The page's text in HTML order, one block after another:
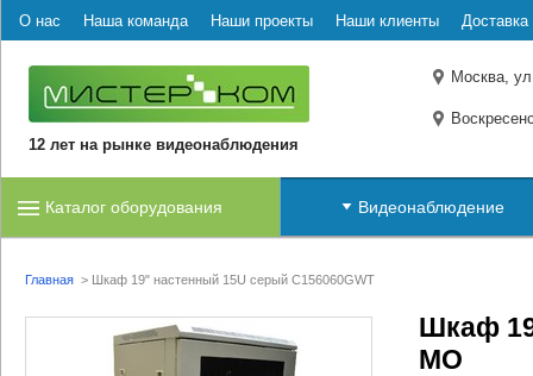
О нас Наша команда Наши проекты Наши клиенты Доставка
12 лет на рынке видеонаблюдения
Москва,
Каталог оборудования Видеонаблюдение
Главная > Шкаф 19" настенный 15U серый C156060GWT
Шкаф
МО